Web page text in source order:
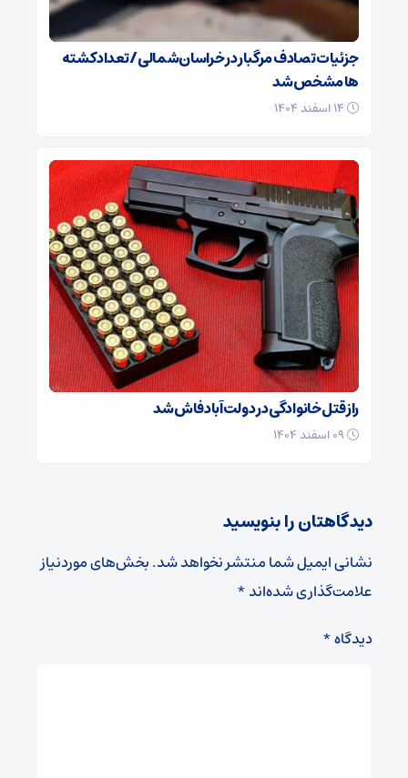
جزئیات تصادف مرگبار در خراسان‌شمالی/ تعداد کشته
ها مشخص شد
راز قتل خانوادگی در دولت‌آباد فاش شد
دیدگاهتان را بنویسید
نشانی ایمیل شما منتشر نخواهد شد.بخش‌های موردنیاز
علامت‌گذاری شده‌اند*
دیدگاه*